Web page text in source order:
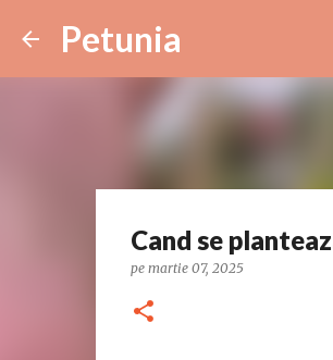
Petunia
Cand se
pe martie 07, 2025